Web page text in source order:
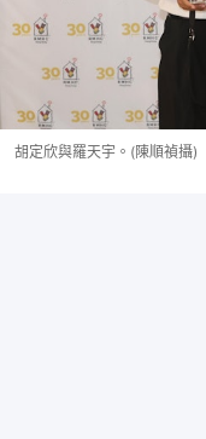
胡定欣與羅天宇。(陳順禎攝)